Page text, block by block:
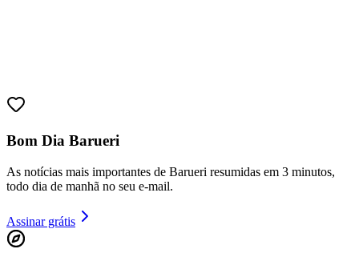
Bom Dia Barueri
As notícias mais importantes de Barueri resumidas em 3 minutos,
todo dia de manhã no seu e-mail.
Assinar grátis